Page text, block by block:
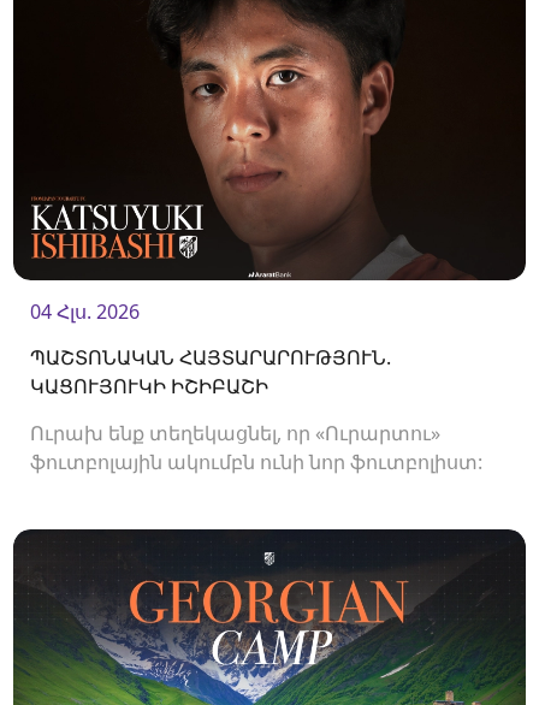
04 Հլս. 2026
ՊԱՇՏՈՆԱԿԱՆ ՀԱՅՏԱՐԱՐՈՒԹՅՈՒՆ.
ԿԱՑՈՒՅՈՒԿԻ ԻՇԻԲԱՇԻ
Ուրախ ենք տեղեկացնել, որ «Ուրարտու»
ֆուտբոլային ակումբն ունի նոր ֆուտբոլիստ: